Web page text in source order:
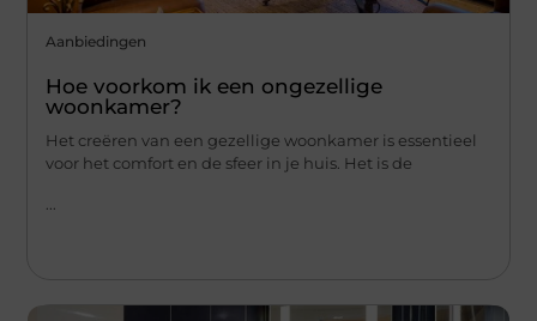
Aanbiedingen
Hoe voorkom ik een ongezellige
woonkamer?
Het creëren van een gezellige woonkamer is essentieel
voor het comfort en de sfeer in je huis. Het is de